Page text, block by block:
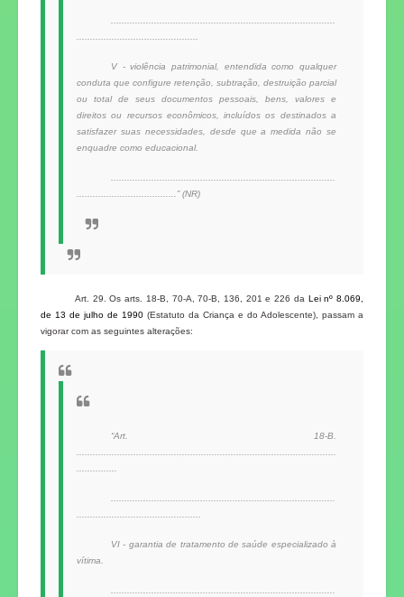
...................................................................................
.............................................
V - violência patrimonial, entendida como qualquer
conduta que configure retenção, subtração, destruição parcial
ou total de seus documentos pessoais, bens, valores e
direitos ou recursos econômicos, incluídos os destinados a
satisfazer suas necessidades, desde que a medida não se
enquadre como educacional.
...................................................................................
.....................................” (NR)
Art. 29. Os arts. 18-B, 70-A, 70-B, 136, 201 e 226 da Lei nº 8.069,
de 13 de julho de 1990 (Estatuto da Criança e do Adolescente), passam a
vigorar com as seguintes alterações:
“Art. 18-B.
................................................................................................
...............
...................................................................................
..............................................
VI - garantia de tratamento de saúde especializado à
vítima.
...................................................................................